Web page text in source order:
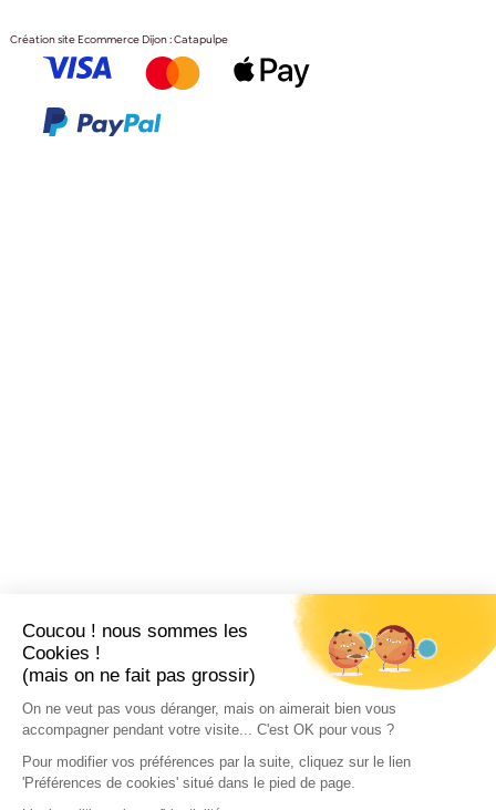
Coucou ! nous sommes les
Cookies !
(mais on ne fait pas grossir)
On ne veut pas vous déranger, mais on aimerait bien vous
accompagner pendant votre visite... C'est OK pour vous ?
Pour modifier vos préférences par la suite, cliquez sur le lien
'Préférences de cookies' situé dans le pied de page.
Création site Ecommerce Dijon : Catapulpe